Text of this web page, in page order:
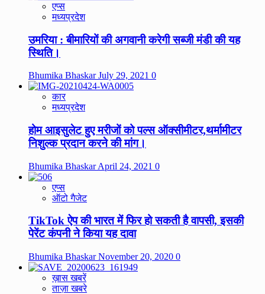
एप्स
मध्यप्रदेश
उमरिया : बीमारियों की अगवानी करेगी सब्जी मंडी की यह
स्थिति।
Bhumika BhaskarJuly 29, 2021 0
कार
मध्यप्रदेश
होम आइसुलेट हुए मरीजों को पल्स ऑक्सीमीटर,थर्मामीटर
निशुल्क प्रदान करने की मांग।
Bhumika BhaskarApril 24, 2021 0
एप्स
ऑटो गैजेट
TikTok ऐप की भारत में फिर हो सकती है वापसी, इसकी
पेरेंट कंपनी ने किया यह दावा
Bhumika BhaskarNovember 20, 2020 0
ख़ास खबरें
ताज़ा खबरे